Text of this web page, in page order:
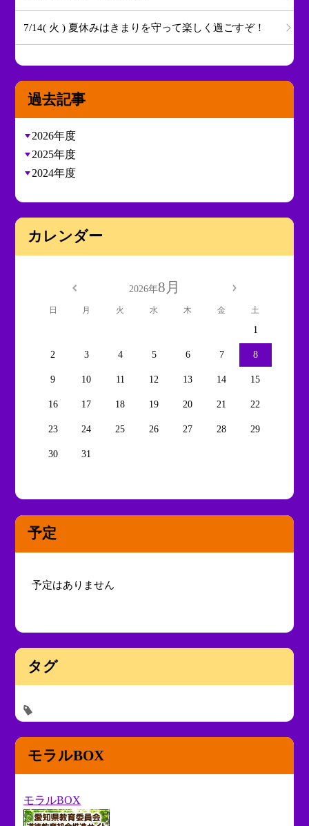
7/14( 火 ) 夏休みはきまりを守って楽しく過ごすぞ！
過去記事
2026年度
2025年度
2024年度
カレンダー
2026年8月
日 月 火 水 木 金 土
1
2 3 4 5 6 7 8
9 10 11 12 13 14 15
16 17 18 19 20 21 22
23 24 25 26 27 28 29
30 31
予定
予定はありません
タグ
モラルBOX
モラルBOX